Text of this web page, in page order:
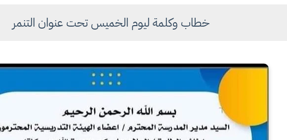
خطاب وكلمة ليوم الخميس تحت عنوان التنمر